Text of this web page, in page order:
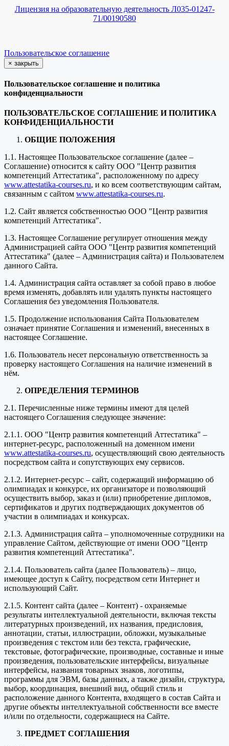
Лицензия на образовательную деятельность Л035-01247-
71/00190580
Пользовательское соглашение
× закрыть
Пользовательское соглашение и политика
конфиденциальности
ПОЛЬЗОВАТЕЛЬСКОЕ СОГЛАШЕНИЕ И ПОЛИТИКА
КОНФИДЕНЦИАЛЬНОСТИ
ОБЩИЕ ПОЛОЖЕНИЯ
1.1. Настоящее Пользовательское соглашение (далее –
Соглашение) относится к сайту ООО "Центр развития
компетенций Аттестатика", расположенному по адресу
www.attestatika-courses.ru, и ко всем соответствующим сайтам,
связанным с сайтом www.attestatika-courses.ru.
1.2. Сайт является собственностью ООО "Центр развития
компетенций Аттестатика".
1.3. Настоящее Соглашение регулирует отношения между
Администрацией сайта ООО "Центр развития компетенций
Аттестатика" (далее – Администрация сайта) и Пользователем
данного Сайта.
1.4. Администрация сайта оставляет за собой право в любое
время изменять, добавлять или удалять пункты настоящего
Соглашения без уведомления Пользователя.
1.5. Продолжение использования Сайта Пользователем
означает принятие Соглашения и изменений, внесенных в
настоящее Соглашение.
1.6. Пользователь несет персональную ответственность за
проверку настоящего Соглашения на наличие изменений в
нём.
ОПРЕДЕЛЕНИЯ ТЕРМИНОВ
2.1. Перечисленные ниже термины имеют для целей
настоящего Соглашения следующее значение:
2.1.1. ООО "Центр развития компетенций Аттестатика" –
интернет-ресурс, расположенный на доменном имени
www.attestatika-courses.ru, осуществляющий свою деятельность
посредством сайта и сопутствующих ему сервисов.
2.1.2. Интернет-ресурс – сайт, содержащий информацию об
олимпиадах и конкурсе, их организаторе и позволяющий
осуществить выбор, заказ и (или) приобретение дипломов,
сертификатов и других подтверждающих документов об
участии в олимпиадах и конкурсах.
2.1.3. Администрация сайта – уполномоченные сотрудники на
управление Сайтом, действующие от имени ООО "Центр
развития компетенций Аттестатика".
2.1.4. Пользователь сайта (далее Пользователь) – лицо,
имеющее доступ к Сайту, посредством сети Интернет и
использующий Сайт.
2.1.5. Контент сайта (далее – Контент) - охраняемые
результаты интеллектуальной деятельности, включая тексты
литературных произведений, их названия, предисловия,
аннотации, статьи, иллюстрации, обложки, музыкальные
произведения с текстом или без текста, графические,
текстовые, фотографические, производные, составные и иные
произведения, пользовательские интерфейсы, визуальные
интерфейсы, названия товарных знаков, логотипы,
программы для ЭВМ, базы данных, а также дизайн, структура,
выбор, координация, внешний вид, общий стиль и
расположение данного Контента, входящего в состав Сайта и
другие объекты интеллектуальной собственности все вместе
и/или по отдельности, содержащиеся на Сайте.
ПРЕДМЕТ СОГЛАШЕНИЯ